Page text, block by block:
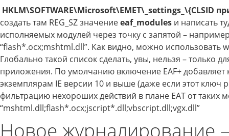
HKLM\SOFTWARE\Microsoft\EMET\_settings_\{CLSID
создать там REG_SZ значениеeaf_modules и написать
исполняемых модулей через точку с запятой –
“flash*.ocx;mshtml.dll”. Как видно, можно использовать
Глобально такой список сделать, увы, нельзя – только
приложения. По умолчанию включение EAF+ добавляет
экземплярам IE версии 10 и выше (даже если этот ключ
фильтрацию нехороших действий в плане EAT от таких
“mshtml.dll;flash*.ocx;jscript*.dll;vbscript.dll;vgx.dll”
Новое журналирование